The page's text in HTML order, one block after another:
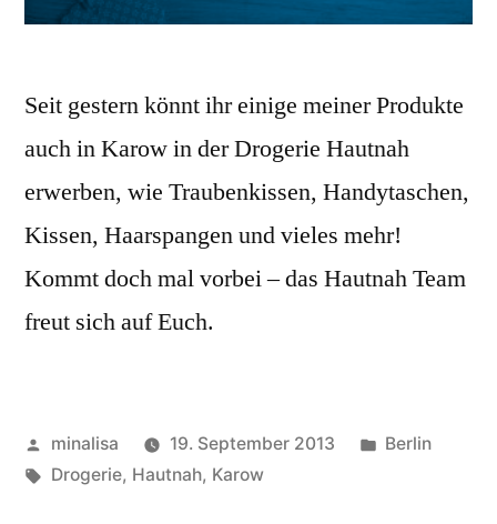
Seit gestern könnt ihr einige meiner Produkte
auch in Karow in der Drogerie Hautnah
erwerben, wie Traubenkissen, Handytaschen,
Kissen, Haarspangen und vieles mehr!
Kommt doch mal vorbei – das Hautnah Team
freut sich auf Euch.
Veröffentlicht
von
minalisa 19. September 2013
Veröffentlicht
Berlin
Schlagwörter:
Drogerie, Hautnah, Karow